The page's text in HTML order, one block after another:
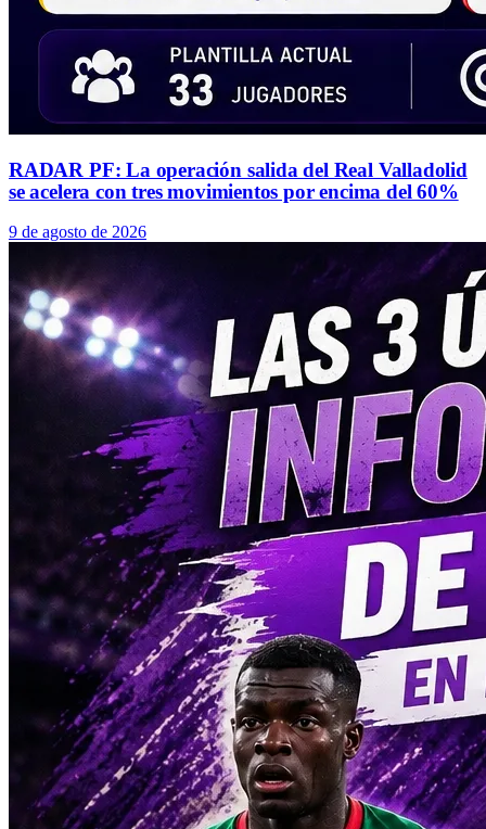
RADAR PF: La operación salida del Real Valladolid
se acelera con tres movimientos por encima del 60%
9 de agosto de 2026